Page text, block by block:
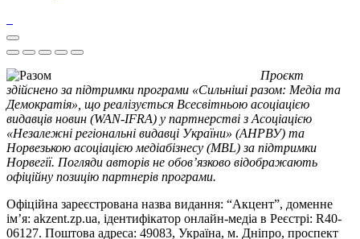
Проєкт
здійснено за підтримки програми «Сильніші разом: Медіа та
Демократія», що реалізується Всесвітньою асоціацією
видавців новин (WAN-IFRA) у партнерстві з Асоціацією
«Незалежні регіональні видавці України» (АНРВУ) та
Норвезькою асоціацією медіабізнесу (MBL) за підтримки
Норвегії. Погляди авторів не обов’язково відображають
офіційну позицію партнерів програми.
Офіційна зареєстрована назва видання: “Акцент”, доменне
ім’я: akzent.zp.ua, ідентифікатор онлайн-медіа в Реєстрі: R40-
06127. Поштова адреса: 49083, Україна, м. Дніпро, проспект